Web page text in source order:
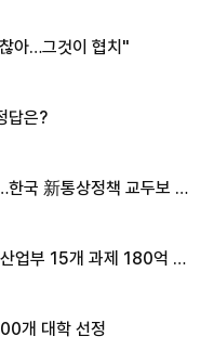
아…그것이 협치"
답은?
국 新통상정책 교두보 활
업부 15개 과제 180억 지
개 대학 선정